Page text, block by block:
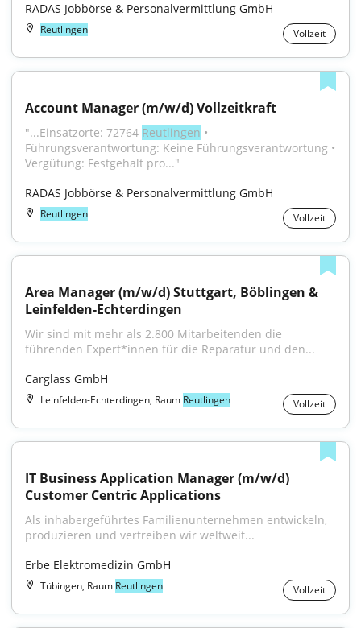
RADAS Jobbörse & Personalvermittlung GmbH
Reutlingen Vollzeit
Account Manager (m/w/d) Vollzeitkraft
"...Einsatzorte: 72764 Reutlingen •
Führungsverantwortung: Keine Führungsverantwortung •
Vergütung: Festgehalt pro..."
RADAS Jobbörse & Personalvermittlung GmbH
Reutlingen Vollzeit
Area Manager (m/w/d) Stuttgart, Böblingen &
Leinfelden-Echterdingen
Wir sind mit mehr als 2.800 Mitarbeitenden die
führenden Expert*innen für die Reparatur und den...
Carglass GmbH
Leinfelden-Echterdingen, Raum Reutlingen Vollzeit
IT Business Application Manager (m/w/d)
Customer Centric Applications
Als inhabergeführtes Familienunternehmen entwickeln,
produzieren und vertreiben wir weltweit...
Erbe Elektromedizin GmbH
Tübingen, Raum Reutlingen Vollzeit